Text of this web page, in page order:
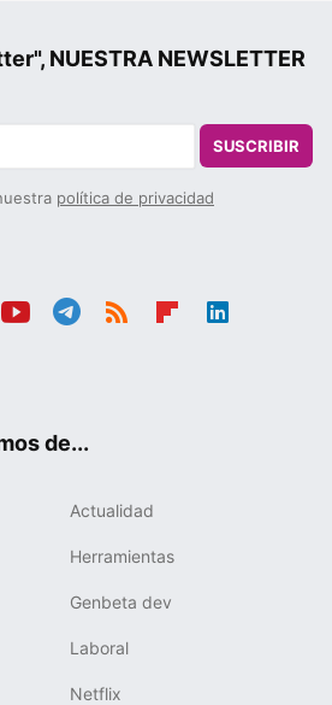
NUESTRA NEWSLETTER
SUSCRIBIR
política de privacidad
de...
Actualidad
Herramientas
Genbeta dev
Laboral
Netflix